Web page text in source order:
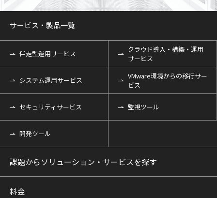
サービス・製品一覧
伴走型運用サービス
クラウド導入・構築・運用
サービス
システム運用サービス
VMware環境からの移行サー
ビス
セキュリティサービス 監視ツール
開発ツール
課題からソリューション・サービスを探す
料金